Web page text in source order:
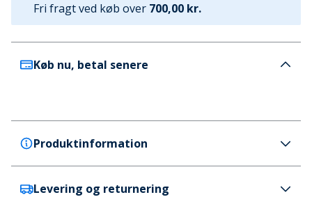
Fri fragt ved køb over 700,00 kr.
Køb nu, betal senere
Produktinformation
French Connection
Levering og returnering